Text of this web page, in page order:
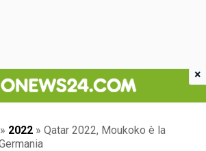
» 2022 » Qatar 2022, Moukoko è la
×